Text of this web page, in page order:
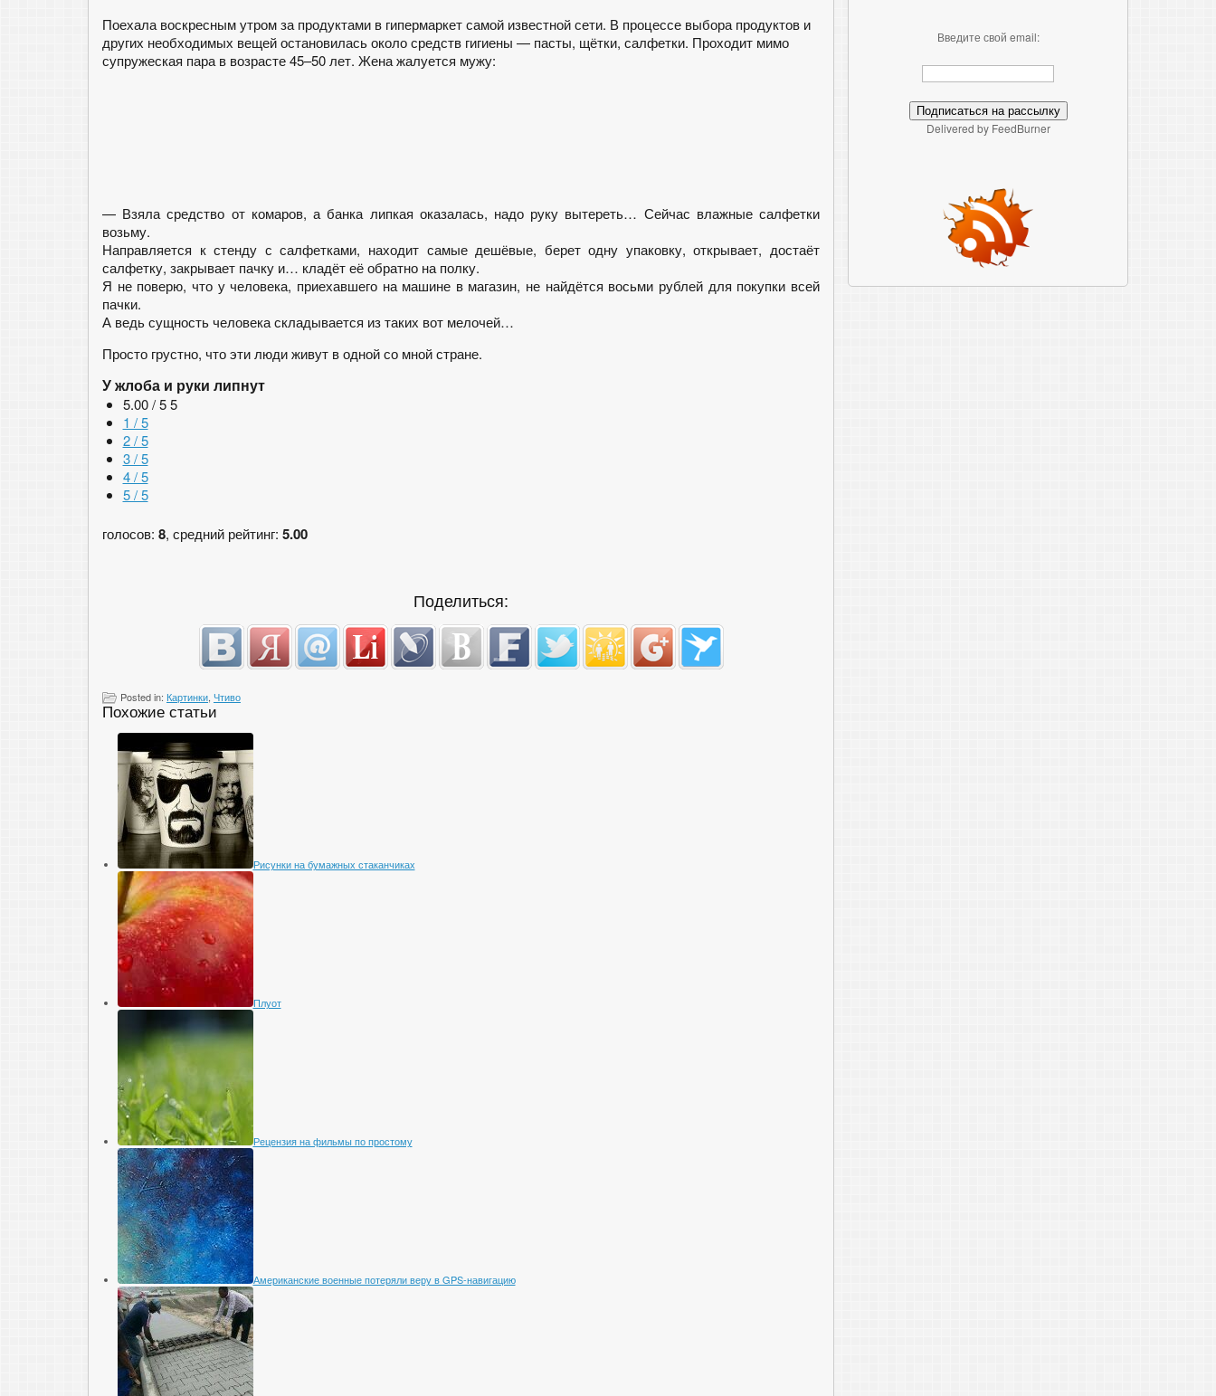
Поехала воскресным утром за продуктами в гипермаркет самой известной сети. В процессе выбора продуктов и
других необходимых вещей остановилась около средств гигиены — пасты, щётки, салфетки. Проходит мимо
супружеская пара в возрасте 45–50 лет. Жена жалуется мужу:
— Взяла средство от комаров, а банка липкая оказалась, надо руку вытереть… Сейчас влажные салфетки
возьму.
Направляется к стенду с салфетками, находит самые дешёвые, берет одну упаковку, открывает, достаёт
салфетку, закрывает пачку и… кладёт её обратно на полку.
Я не поверю, что у человека, приехавшего на машине в магазин, не найдётся восьми рублей для покупки всей
пачки.
А ведь сущность человека складывается из таких вот мелочей…
Просто грустно, что эти люди живут в одной со мной стране.
У жлоба и руки липнут
5.00 / 5 5
1 / 5
2 / 5
3 / 5
4 / 5
5 / 5
голосов: 8, средний рейтинг: 5.00
Поделиться:
Posted in: Картинки Чтиво
Похожие статьи
Рисунки на бумажных стаканчиках
Плуот
Рецензия на фильмы по простому
Американские военные потеряли веру в GPS-навигацию
Введите свой email:
Delivered by FeedBurner